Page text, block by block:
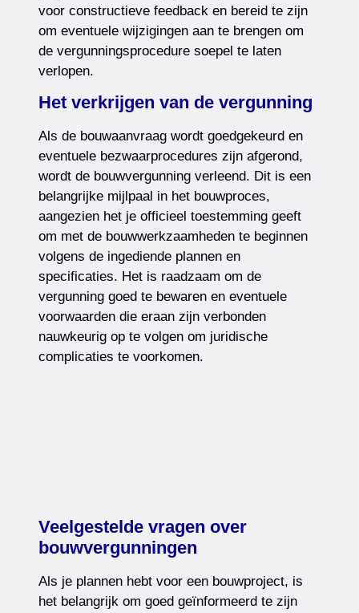
voor constructieve feedback en bereid te zijn
om eventuele wijzigingen aan te brengen om
de vergunningsprocedure soepel te laten
verlopen.
Het verkrijgen van de vergunning
Als de bouwaanvraag wordt goedgekeurd en
eventuele bezwaarprocedures zijn afgerond,
wordt de bouwvergunning verleend. Dit is een
belangrijke mijlpaal in het bouwproces,
aangezien het je officieel toestemming geeft
om met de bouwwerkzaamheden te beginnen
volgens de ingediende plannen en
specificaties. Het is raadzaam om de
vergunning goed te bewaren en eventuele
voorwaarden die eraan zijn verbonden
nauwkeurig op te volgen om juridische
complicaties te voorkomen.
Veelgestelde vragen over
bouwvergunningen
Als je plannen hebt voor een bouwproject, is
het belangrijk om goed geïnformeerd te zijn